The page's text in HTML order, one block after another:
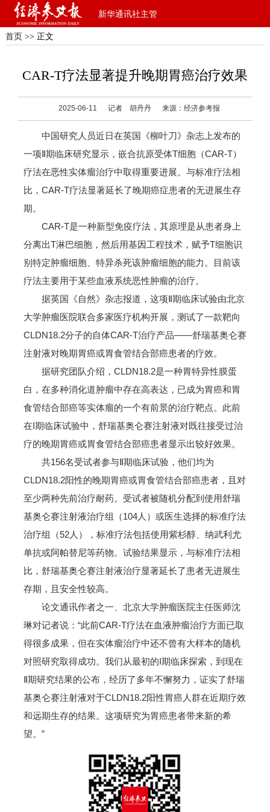
新华通讯社主管
首页 >> 正文
CAR-T疗法显著提升晚期胃癌治疗效果
2025-06-11 记者 胡丹丹 来源：经济参考报
中国研究人员近日在英国《柳叶刀》杂志上发布的
一项Ⅱ期临床研究显示，嵌合抗原受体T细胞（CAR-T）
疗法在恶性实体瘤治疗中取得重要进展。与标准疗法相
比，CAR-T疗法显著延长了晚期癌症患者的无进展生存
期。
CAR-T是一种新型免疫疗法，其原理是从患者身上
分离出T淋巴细胞，然后用基因工程技术，赋予T细胞识
别特定肿瘤细胞、特异杀死该肿瘤细胞的能力。目前该
疗法主要用于某些血液系统恶性肿瘤的治疗。
据英国《自然》杂志报道，这项Ⅱ期临床试验由北京
大学肿瘤医院联合多家医疗机构开展，测试了一款靶向
CLDN18.2分子的自体CAR-T治疗产品——舒瑞基奥仑赛
注射液对晚期胃癌或胃食管结合部癌患者的疗效。
据研究团队介绍，CLDN18.2是一种胃特异性膜蛋
白，在多种消化道肿瘤中存在高表达，已成为胃癌和胃
食管结合部癌等实体瘤的一个有前景的治疗靶点。此前
在I期临床试验中，舒瑞基奥仑赛注射液对既往接受过治
疗的晚期胃癌或胃食管结合部癌患者显示出较好效果。
共156名受试者参与Ⅱ期临床试验，他们均为
CLDN18.2阳性的晚期胃癌或胃食管结合部癌患者，且对
至少两种先前治疗耐药。受试者被随机分配到使用舒瑞
基奥仑赛注射液治疗组（104人）或医生选择的标准疗法
治疗组（52人），标准疗法包括使用紫杉醇、纳武利尤
单抗或阿帕替尼等药物。试验结果显示，与标准疗法相
比，舒瑞基奥仑赛注射液治疗显著延长了患者无进展生
存期，且安全性较高。
论文通讯作者之一、北京大学肿瘤医院主任医师沈
琳对记者说：“此前CAR-T疗法在血液肿瘤治疗方面已取
得很多成果，但在实体瘤治疗中还不曾有大样本的随机
对照研究取得成功。我们从最初的I期临床探索，到现在
Ⅱ期研究结果的公布，经历了多年不懈努力，证实了舒瑞
基奥仑赛注射液对于CLDN18.2阳性胃癌人群在近期疗效
和远期生存的结果。这项研究为胃癌患者带来新的希
望。”